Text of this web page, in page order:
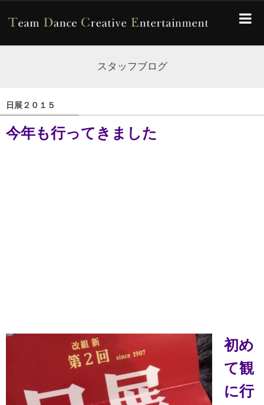
スタッフブログ
日展２０１５
今年も行ってきました
初め
て観
に行